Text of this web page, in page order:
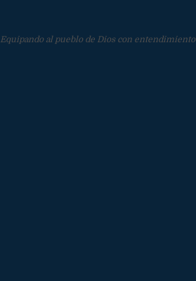
Equipando al pueblo de Dios con entendimiento